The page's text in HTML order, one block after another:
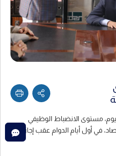
مستوى الانضباط الوظيفي
في أول أيام الدوام عقب إجازة